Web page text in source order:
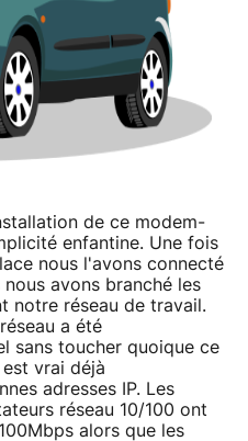
de ce modem-
enfantine. Une fois
nous l'avons connecté
avons branché les
notre réseau de travail.
a été
sans toucher quoique ce
vrai déjà
adresses IP. Les
réseau 10/100 ont
alors que les